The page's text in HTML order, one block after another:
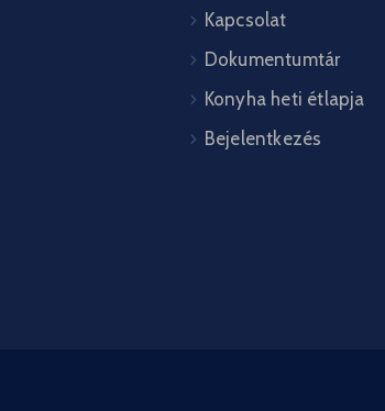
Kapcsolat
Dokumentumtár
Konyha heti étlapja
Bejelentkezés